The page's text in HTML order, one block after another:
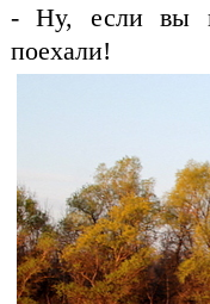
- Ну, если вы
поехали!